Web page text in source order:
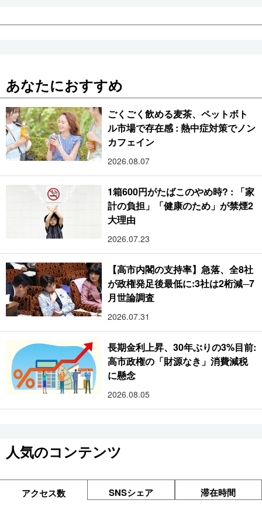
あなたにおすすめ
ごくごく飲める麦茶、ペットボト
ル市場で存在感 : 熱中症対策でノン
カフェイン
2026.08.07
1箱600円がたばこのやめ時? : 「家
計の負担」「健康のため」が禁煙2
大理由
2026.07.23
【高市内閣の支持率】急落、全8社
が政権発足後最低に:3社は2桁減─7
月世論調査
2026.07.31
長期金利上昇、30年ぶりの3%目前:
高市政権の「財源なき」消費減税
に懸念
2026.08.05
人気のコンテンツ
アクセス数 SNSシェア 滞在時間